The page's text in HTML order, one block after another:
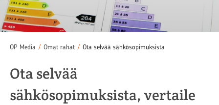
OP Media / Omat rahat / Ota selvää sähkösopimuksista
Ota selvää
sähkösopimuksista, vertaile